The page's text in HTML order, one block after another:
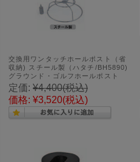
交換用ワンタッチホールポスト（省
収納) スチール製（ハタチ/BH5890)
グラウンド・ゴルフホールポスト
定価: ¥4,400(税込)
価格: ¥3,520(税込)